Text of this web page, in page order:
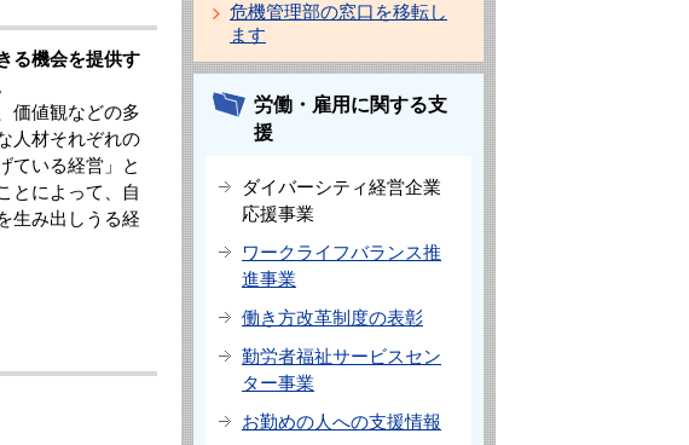
る機会を提供す
価値観などの多
人材それぞれの
ている経営」と
とによって、自
生み出しうる経
危機管理部の窓口を移転し
ます
労働・雇用に関する支
援
ダイバーシティ経営企業
応援事業
ワークライフバランス推
進事業
働き方改革制度の表彰
勤労者福祉サービスセン
ター事業
お勤めの人への支援情報